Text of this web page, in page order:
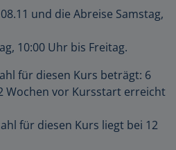
und die Abreise Samstag,
10:00 Uhr bis Freitag.
für diesen Kurs beträgt: 6
Wochen vor Kursstart erreicht
für diesen Kurs liegt bei 12